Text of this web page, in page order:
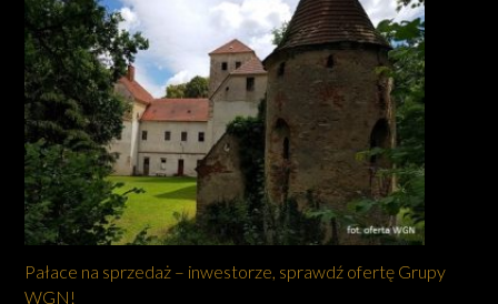
Pałace na sprzedaż – inwestorze, sprawdź ofertę Grupy
WGN!